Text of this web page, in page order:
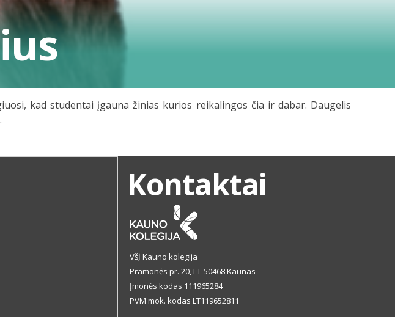
kad studentai įgauna žinias kurios reikalingos čia ir dabar. Daugelis
Kontaktai
VšĮ Kauno kolegija
Pramonės pr. 20, LT-50468 Kaunas
Įmonės kodas 111965284
PVM mok. kodas LT119652811